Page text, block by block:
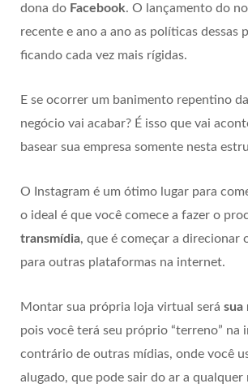
dona do Facebook. O lançamento do
recente e ano a ano as políticas dessas
ficando cada vez mais rígidas.
E se ocorrer um banimento repentino
negócio vai acabar? É isso que vai
basear sua empresa somente nesta
O Instagram é um ótimo lugar para
o ideal é que você comece a fazer o
transmídia, que é começar a direcionar
para outras plataformas na internet.
Montar sua própria loja virtual será sua
pois você terá seu próprio “terreno” na
contrário de outras mídias, onde você
alugado, que pode sair do ar a qualquer